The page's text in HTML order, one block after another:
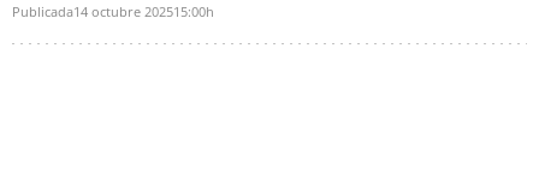
Publicada14 octubre 202515:00h